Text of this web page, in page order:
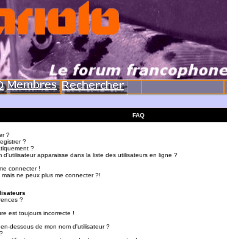
FAQ
?
?
?
d'utilisateur apparaisse dans la liste des utilisateurs en ligne ?
connecter !
ne peux plus me connecter ?!
?
est toujours incorrecte !
dessous de mon nom d'utilisateur ?